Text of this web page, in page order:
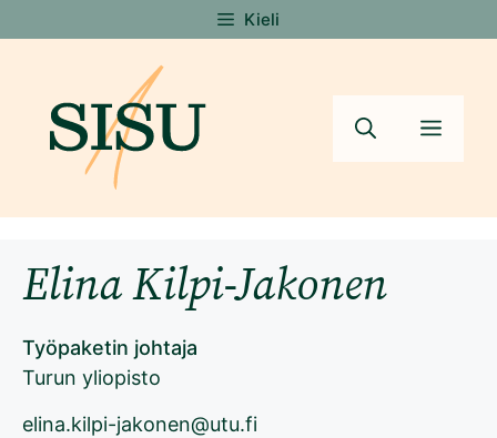
sisältöön
Kieli
Elina Kilpi-Jakonen
Työpaketin johtaja
Turun yliopisto
elina.kilpi-jakonen@utu.fi